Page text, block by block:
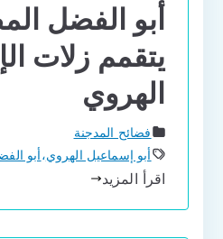
أبو الفضل
يتقمم زلات
الهروي
فضائح المدجنة
أبو إسماعيل الهروي،أبو
اقرأ المزيد